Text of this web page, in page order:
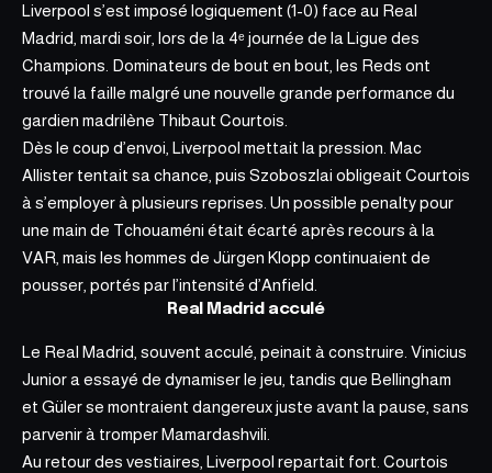
Liverpool s’est imposé logiquement (1-0) face au Real
Madrid, mardi soir, lors de la 4ᵉ journée de la Ligue des
Champions. Dominateurs de bout en bout, les Reds ont
trouvé la faille malgré une nouvelle grande performance du
gardien madrilène Thibaut Courtois.
Dès le coup d’envoi, Liverpool mettait la pression. Mac
Allister tentait sa chance, puis Szoboszlai obligeait Courtois
à s’employer à plusieurs reprises. Un possible penalty pour
une main de Tchouaméni était écarté après recours à la
VAR, mais les hommes de Jürgen Klopp continuaient de
pousser, portés par l’intensité d’Anfield.
Real Madrid acculé
Le Real Madrid, souvent acculé, peinait à construire. Vinicius
Junior a essayé de dynamiser le jeu, tandis que Bellingham
et Güler se montraient dangereux juste avant la pause, sans
parvenir à tromper Mamardashvili.
Au retour des vestiaires, Liverpool repartait fort. Courtois